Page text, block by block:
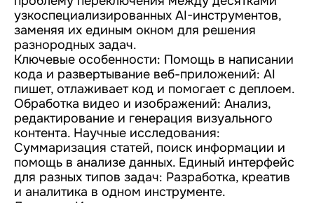
узкоспециализированных AI-инструментов,
заменяя их единым окном для решения
разнородных задач.
Ключевые особенности: Помощь в написании
кода и развертывание веб-приложений: AI
пишет, отлаживает код и помогает с деплоем.
Обработка видео и изображений: Анализ,
редактирование и генерация визуального
контента. Научные исследования:
Суммаризация статей, поиск информации и
помощь в анализе данных. Единый интерфейс
для разных типов задач: Разработка, креатив
и аналитика в одном инструменте.